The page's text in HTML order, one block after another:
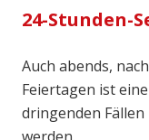
24-Stunden-
Auch abends,
Feiertagen ist
dringenden